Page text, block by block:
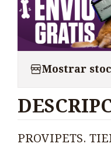
Mostrar
PROVIPETS.